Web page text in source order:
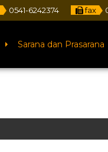
0541-6242374 fax
Sarana dan Prasarana
4